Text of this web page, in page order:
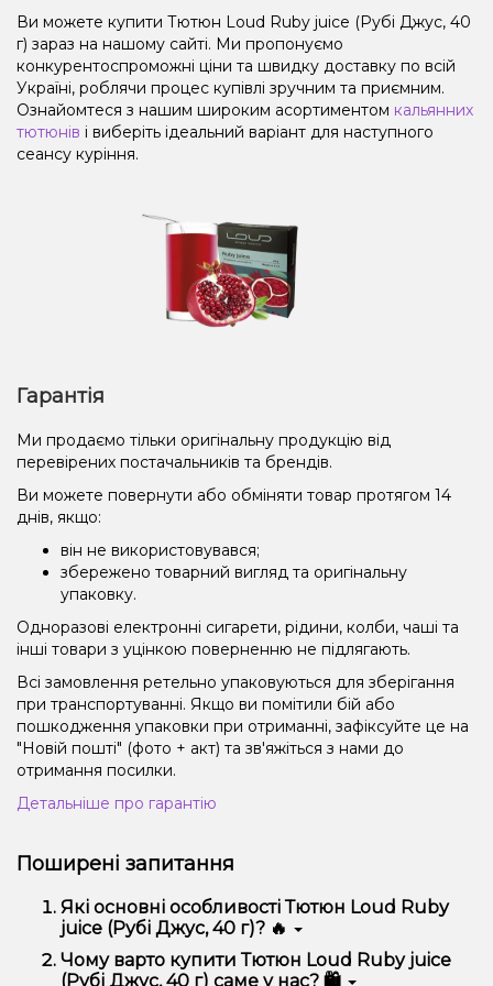
Ви можете купити Тютюн Loud Ruby juice (Рубі Джус, 40
г) зараз на нашому сайті. Ми пропонуємо
конкурентоспроможні ціни та швидку доставку по всій
Україні, роблячи процес купівлі зручним та приємним.
Ознайомтеся з нашим широким асортиментом кальянних
тютюнів і виберіть ідеальний варіант для наступного
сеансу куріння.
Гарантія
Ми продаємо тільки оригінальну продукцію від
перевірених постачальників та брендів.
Ви можете повернути або обміняти товар протягом 14
днів, якщо:
він не використовувався;
збережено товарний вигляд та оригінальну
упаковку.
Одноразові електронні сигарети, рідини, колби, чаші та
інші товари з уцінкою поверненню не підлягають.
Всі замовлення ретельно упаковуються для зберігання
при транспортуванні. Якщо ви помітили бій або
пошкодження упаковки при отриманні, зафіксуйте це на
"Новій пошті" (фото + акт) та зв'яжіться з нами до
отримання посилки.
Детальніше про гарантію
Поширені запитання
Які основні особливості Тютюн Loud Ruby
juice (Рубі Джус, 40 г)? 🔥
Тютюн Loud Ruby juice (Рубі Джус, 40 г)
відрізняється високою якістю, зручністю
Чому варто купити Тютюн Loud Ruby juice
(Рубі Джус, 40 г) саме у нас? 🛍️